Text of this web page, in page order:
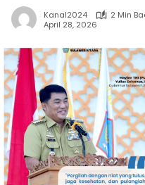
Kanal2024
2 Min
April 28, 2026